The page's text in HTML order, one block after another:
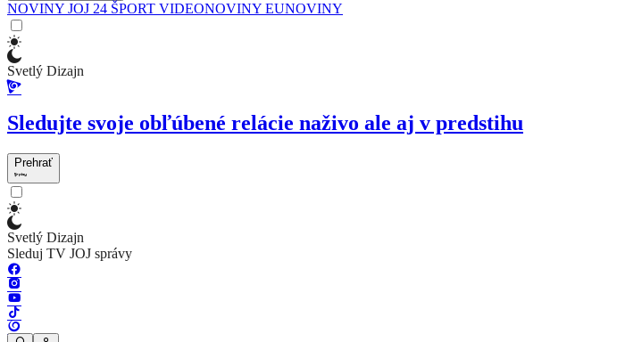
NOVINY JOJ 24 ŠPORT VIDEONOVINY EUNOVINY
Svetlý Dizajn
Sledujte svoje obľúbené relácie naživo ale aj v predstihu
Prehrať
Svetlý Dizajn
Sleduj TV JOJ správy